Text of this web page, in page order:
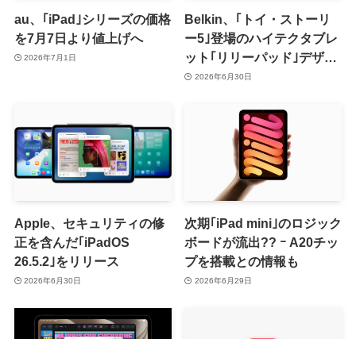
au、｢iPad｣シリーズの価格
を7月7日より値上げへ
2026年7月1日
Belkin、｢トイ・ストーリ
ー5｣登場のハイテクタブレ
ット｢リリーパッド｣デザイ
ンのiPadケースを発売
2026年6月30日
Apple、セキュリティの修
正を含んだ｢iPadOS
26.5.2｣をリリース
2026年6月30日
次期｢iPad mini｣のロジック
ボードが流出?? ｰ A20チッ
プを搭載との情報も
2026年6月29日